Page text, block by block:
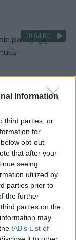
Information
third parties, or
for
opt-out
that after your
seeing
utilized by
parties prior to
the further
parties on the
may
IAB’s List of
00:04:00
pavojingą
00:00:30
moterų ir